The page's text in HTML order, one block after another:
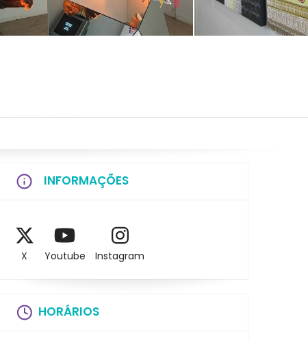
INFORMAÇÕES
X Youtube Instagram
HORÁRIOS